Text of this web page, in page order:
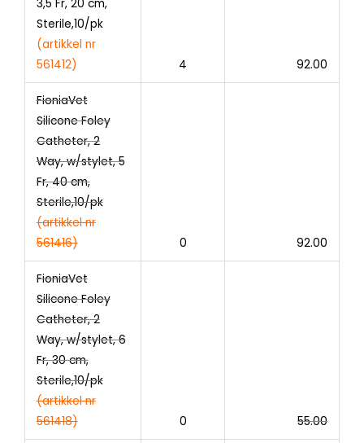
3,5 Fr, 20 cm,
Sterile,10/pk
(artikkel nr
561412)
4 92.00
FioniaVet
Silicone Foley
Catheter, 2
Way, w/stylet, 5
Fr, 40 cm,
Sterile,10/pk
(artikkel nr
561416)
0 92.00
FioniaVet
Silicone Foley
Catheter, 2
Way, w/stylet, 6
Fr, 30 cm,
Sterile,10/pk
(artikkel nr
561418)
0 55.00